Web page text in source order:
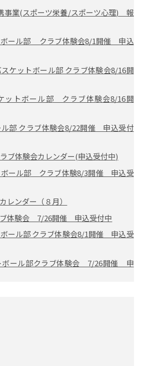
業(スポーツ栄養/スポーツ心理) 報
ボール部 クラブ体験会8/1開催 申込
ケットボール部 クラブ体験会8/16開
ットボール部 クラブ体験会8/16開
部 クラブ体験会8/22開催 申込受付
体験会カレンダー(申込受付中)
ボール部 クラブ体験8/3開催 申込受
レンダー（８月）
ブ体験会 7/26開催 申込受付中
ール部 クラブ体験会8/1開催 申込受
ボール部クラブ体験会 7/26開催 申